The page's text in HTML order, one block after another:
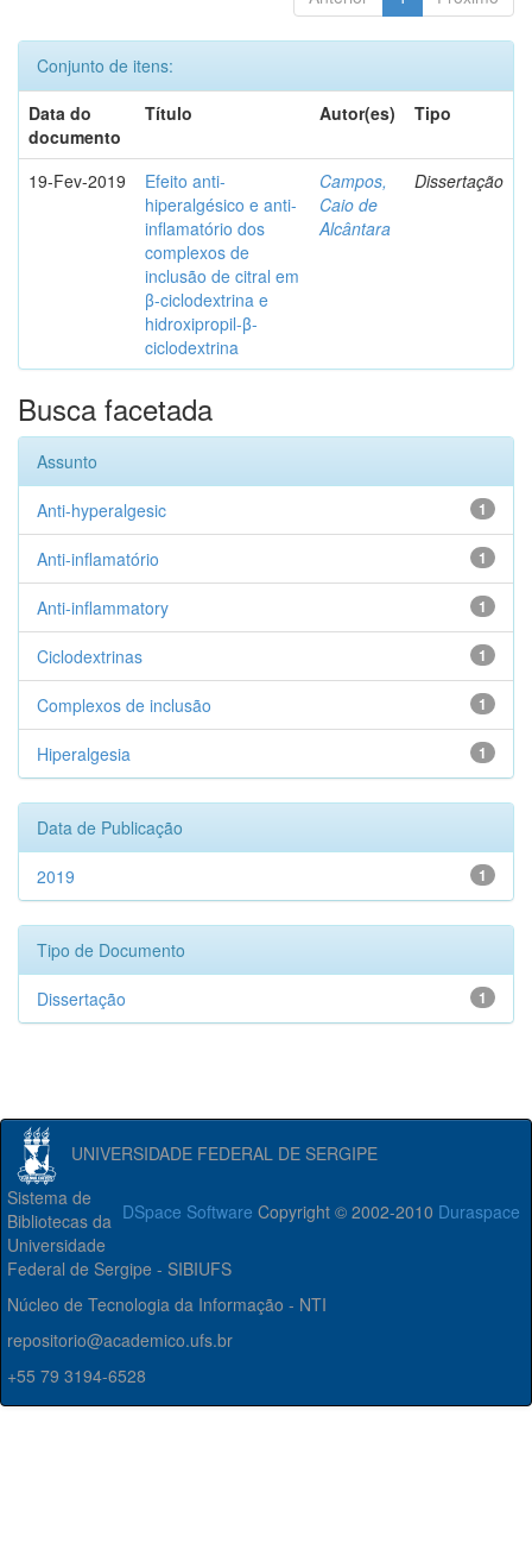
Conjunto de itens:
Data do
documento
Título Autor(es) Tipo
19-Fev-2019
Efeito anti-
hiperalgésico e anti-
inflamatório dos
complexos de
inclusão de citral em
β-ciclodextrina e
hidroxipropil-β-
ciclodextrina
Campos,
Caio de
Alcântara
Dissertação
Busca facetada
Assunto
1
Anti-hyperalgesic
1
Anti-inflamatório
1
Anti-inflammatory
1
Ciclodextrinas
1
Complexos de inclusão
1
Hiperalgesia
Data de Publicação
1
2019
Tipo de Documento
1
Dissertação
UNIVERSIDADE FEDERAL DE SERGIPE
DSpace Software Copyright © 2002-2010 Duraspace
Sistema de
Bibliotecas da
Universidade
Federal de Sergipe - SIBIUFS
Núcleo de Tecnologia da Informação - NTI
repositorio@academico.ufs.br
+55 79 3194-6528